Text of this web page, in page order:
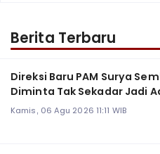
Berita Terbaru
Direksi Baru PAM Surya
Diminta Tak Sekadar Jadi
Kamis, 06 Agu 2026 11:11 WIB